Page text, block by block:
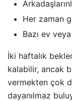
Her zaman
Bazı ev
İki haftalık
kalabilir, ancak
vermekten çok
dayanılmaz